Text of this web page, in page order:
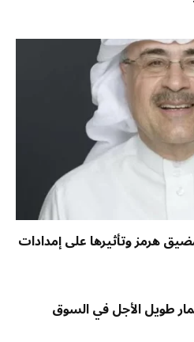
هرمز وتأثيرها على إمدادات
طويل الأجل في السوق